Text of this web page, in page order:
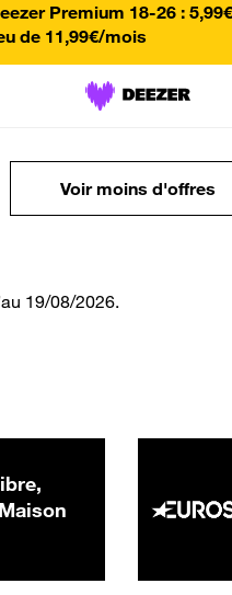
Premium 18-26 :
de 11,99€/mois
Voir moins d'offres
19/08/2026.